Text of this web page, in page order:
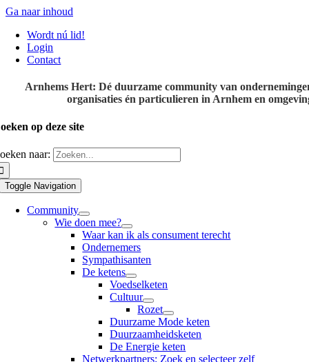
Ga naar inhoud
Wordt nú lid!
Login
Contact
Arnhems Hert: Dé duurzame community van
organisaties én particulieren in Arnhem en
op deze site
naar:
Toggle Navigation
Community
Wie doen mee?
Waar kan ik als consument terecht
Ondernemers
Sympathisanten
De ketens
Voedselketen
Cultuur
Rozet
Duurzame Mode keten
Duurzaamheidsketen
De Energie keten
Netwerkpartners: Zoek en selecteer zelf